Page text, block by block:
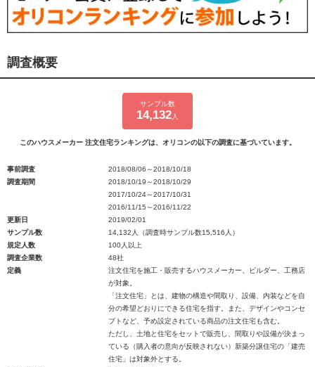
調査概要
サンプル数
14,132 人
このハウスメーカー 注文住宅ランキングは、オリコンの以下の調査に基づいています。
事前調査
2018/08/06～2018/10/18
調査期間
2018/10/19～2018/10/29
2017/10/24～2017/10/31
2016/11/15～2016/11/22
更新日
2019/02/01
サンプル数
14,132人（調査時サンプル数15,516人）
規定人数
100人以上
調査企業数
48社
定義
注文住宅を施工・販売するハウスメーカー、ビルダー、工務店
が対象。
「注文住宅」とは、建物の構造や間取り、設備、内装などを自
分の希望どおりにできる住宅を指す。また、デザインやコンセ
プトなど、予め設定されている商品の注文住宅も含む。
ただし、土地と住宅をセットで販売し、間取りや設備が決まっ
ている（購入者の意向が反映されない）新築分譲住宅の「建売
住宅」は対象外とする。